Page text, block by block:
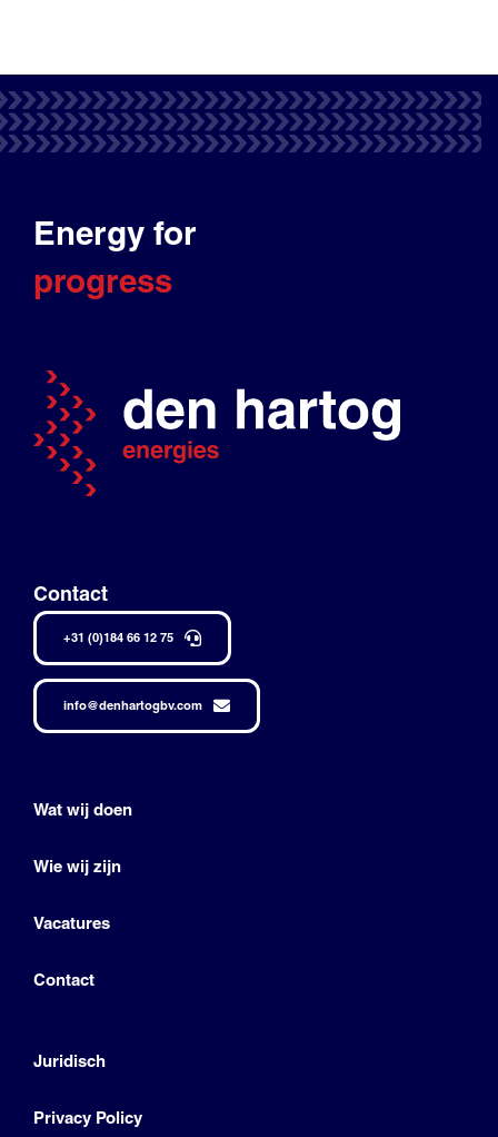
Energy for
progress
Contact
+31 (0)184 66 12 75
info@denhartogbv.com
Wat wij doen
Wie wij zijn
Vacatures
Contact
Juridisch
Privacy Policy